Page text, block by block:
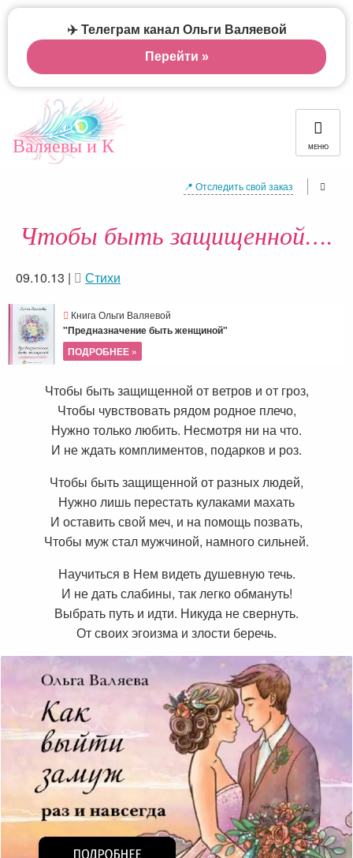
Валяевы и К МЕНЮ
📍 Отследить свой заказ
Чтобы быть защищенной….
09.10.13 | Стихи
Книга Ольги Валяевой
"Предназначение быть женщиной"
ПОДРОБНЕЕ »
Чтобы быть защищенной от ветров и от гроз,
Чтобы чувствовать рядом родное плечо,
Нужно только любить. Несмотря ни на что.
И не ждать комплиментов, подарков и роз.
Чтобы быть защищенной от разных людей,
Нужно лишь перестать кулаками махать
И оставить свой меч, и на помощь позвать,
Чтобы муж стал мужчиной, намного сильней.
Научиться в Нем видеть душевную течь.
И не дать слабины, так легко обмануть!
Выбрать путь и идти. Никуда не свернуть.
От своих эгоизма и злости беречь.
✈️ Телеграм канал Ольги Валяевой
Перейти »